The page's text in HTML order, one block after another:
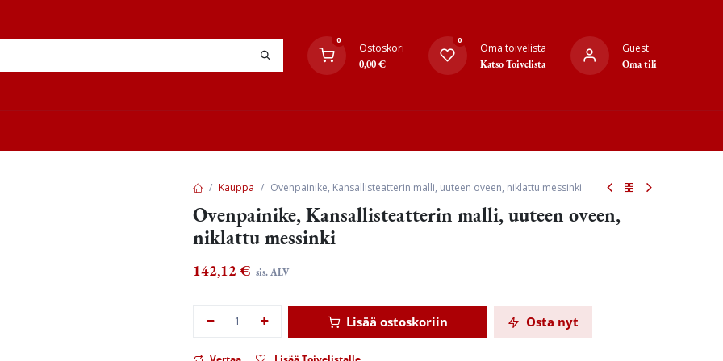
0
Ostoskori
0,00€
0
Oma toivelista
Katso Toivelista
Guest
Oma tili
Kauppa Ovenpainike, Kansallisteatterin malli, uuteen oveen, niklattu messinki
Ovenpainike, Kansallisteatterin malli, uuteen oveen,
niklattu messinki
142,12€ sis. ALV
Lisää ostoskoriin Osta nyt